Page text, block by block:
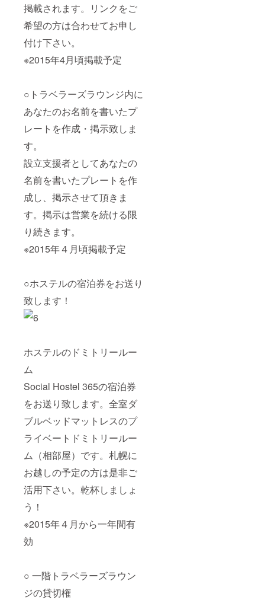
掲載されます。リンクをご
希望の方は合わせてお申し
付け下さい。
※2015年4月頃掲載予定
○トラベラーズラウンジ内に
あなたのお名前を書いたプ
レートを作成・掲示致しま
す。
設立支援者としてあなたの
名前を書いたプレートを作
成し、掲示させて頂きま
す。掲示は営業を続ける限
り続きます。
※2015年４月頃掲載予定
○ホステルの宿泊券をお送り
致します！
ホステルのドミトリールー
ム
Social Hostel 365の宿泊券
をお送り致します。全室ダ
ブルベッドマットレスのプ
ライベートドミトリールー
ム（相部屋）です。札幌に
お越しの予定の方は是非ご
活用下さい。乾杯しましょ
う！
※2015年４月から一年間有
効
○ 一階トラベラーズラウン
ジの貸切権